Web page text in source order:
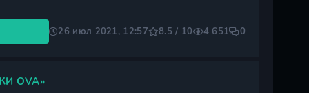
26 июл 2021, 12:57 8.5 / 10 4 651 0
OVA»